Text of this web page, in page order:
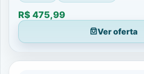
R$ 475,99
Ver oferta